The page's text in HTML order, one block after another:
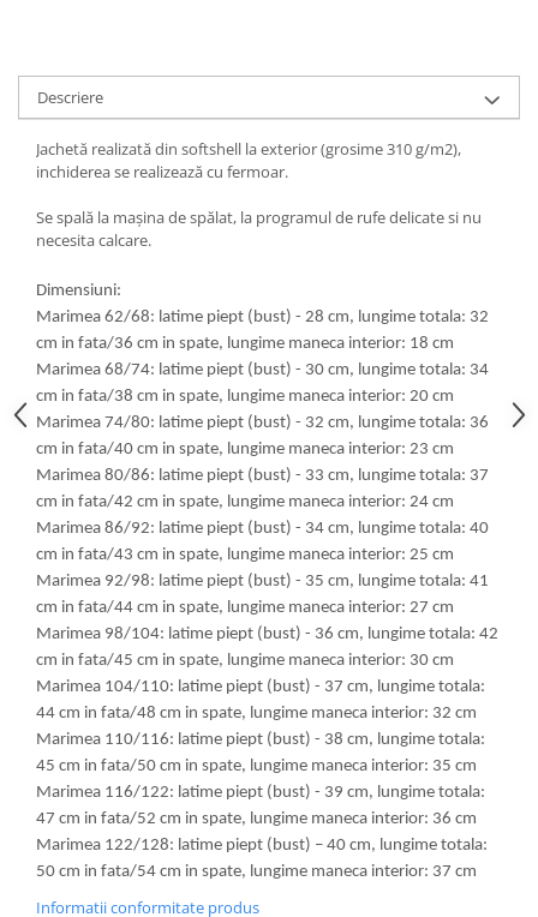
Descriere
Jachetă realizată din softshell la exterior (grosime 310 g/m2),
inchiderea se realizează cu fermoar.
Se spală la mașina de spălat, la programul de rufe delicate si nu
necesita calcare.
Dimensiuni:
Marimea 62/68: latime piept (bust) - 28 cm, lungime totala: 32
cm in fata/36 cm in spate, lungime maneca interior: 18 cm
Marimea 68/74: latime piept (bust) - 30 cm, lungime totala: 34
cm in fata/38 cm in spate, lungime maneca interior: 20 cm
Marimea 74/80: latime piept (bust) - 32 cm, lungime totala: 36
cm in fata/40 cm in spate, lungime maneca interior: 23 cm
Marimea 80/86: latime piept (bust) - 33 cm, lungime totala: 37
cm in fata/42 cm in spate, lungime maneca interior: 24 cm
Marimea 86/92: latime piept (bust) - 34 cm, lungime totala: 40
cm in fata/43 cm in spate, lungime maneca interior: 25 cm
Marimea 92/98: latime piept (bust) - 35 cm, lungime totala: 41
cm in fata/44 cm in spate, lungime maneca interior: 27 cm
Marimea 98/104: latime piept (bust) - 36 cm, lungime totala: 42
cm in fata/45 cm in spate, lungime maneca interior: 30 cm
Marimea 104/110: latime piept (bust) - 37 cm, lungime totala:
44 cm in fata/48 cm in spate, lungime maneca interior: 32 cm
Marimea 110/116: latime piept (bust) - 38 cm, lungime totala:
45 cm in fata/50 cm in spate, lungime maneca interior: 35 cm
Marimea 116/122: latime piept (bust) - 39 cm, lungime totala:
47 cm in fata/52 cm in spate, lungime maneca interior: 36 cm
Marimea 122/128: latime piept (bust) – 40 cm, lungime totala:
50 cm in fata/54 cm in spate, lungime maneca interior: 37 cm
Informatii conformitate produs